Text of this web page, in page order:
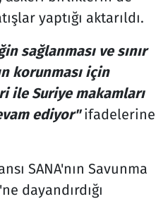
yaptığı aktarıldı.
sağlanması ve sınır
korunması için
ile Suriye makamları
ediyor"ifadelerine
SANA'nın Savunma
dayandırdığı